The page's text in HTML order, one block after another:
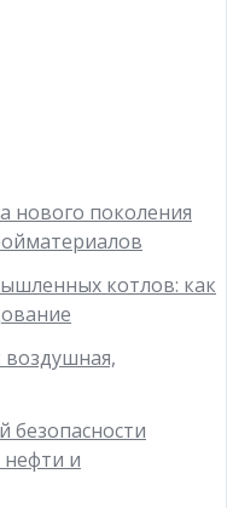
нового поколения
котлов: как
безопасности
нефти и